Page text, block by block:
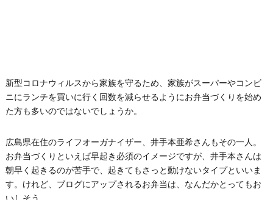
新型コロナウィルスから家族を守るため、家族がスーパーやコンビ
ニにランチを買いに行く回数を減らせるようにお弁当づくりを始め
た方も多いのではないでしょうか。
広島県在住のライフオーガナイザー、井手本亜希さんもその一人。
お弁当づくりといえば早起き必須のイメージですが、井手本さんは
朝早く起きるのが苦手で、起きてもさっと動けないタイプといいま
す。けれど、ブログにアップされるお弁当は、なんだかとってもお